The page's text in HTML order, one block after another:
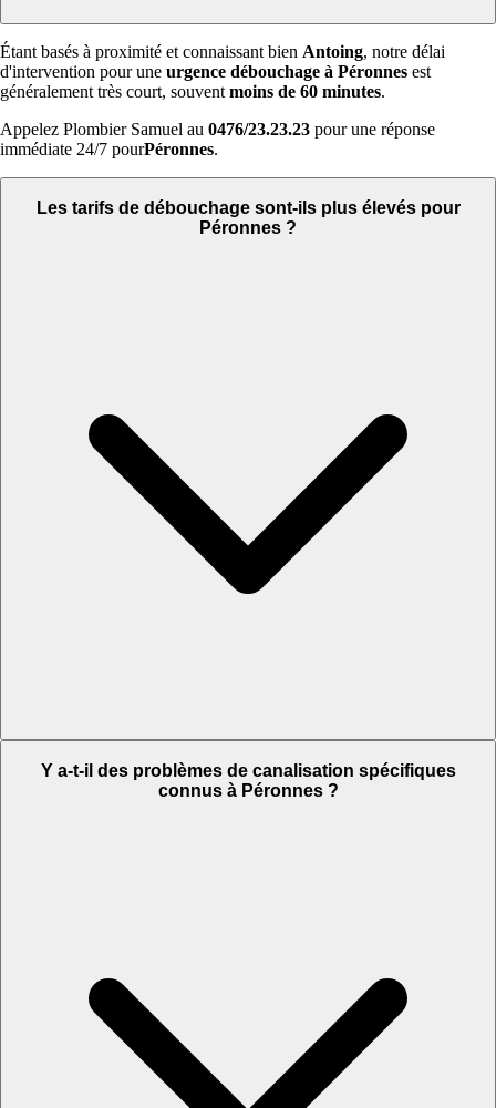
Étant basés à proximité et connaissant bien Antoing, notre délai
d'intervention pour une urgence débouchage à Péronnes est
généralement très court, souvent moins de 60 minutes.
Appelez Plombier Samuel au 0476/23.23.23 pour une réponse
immédiate 24/7 pourPéronnes.
Les tarifs de débouchage sont-ils plus élevés pour
Péronnes ?
Y a-t-il des problèmes de canalisation spécifiques
connus à Péronnes ?